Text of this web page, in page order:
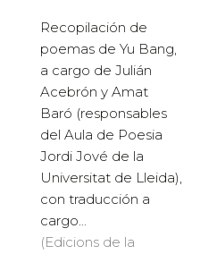
Recopilación de
poemas de Yu Bang,
a cargo de Julián
Acebrón y Amat
Baró (responsables
del Aula de Poesia
Jordi Jové de la
Universitat de Lleida),
con traducción a
cargo...
(Edicions de la